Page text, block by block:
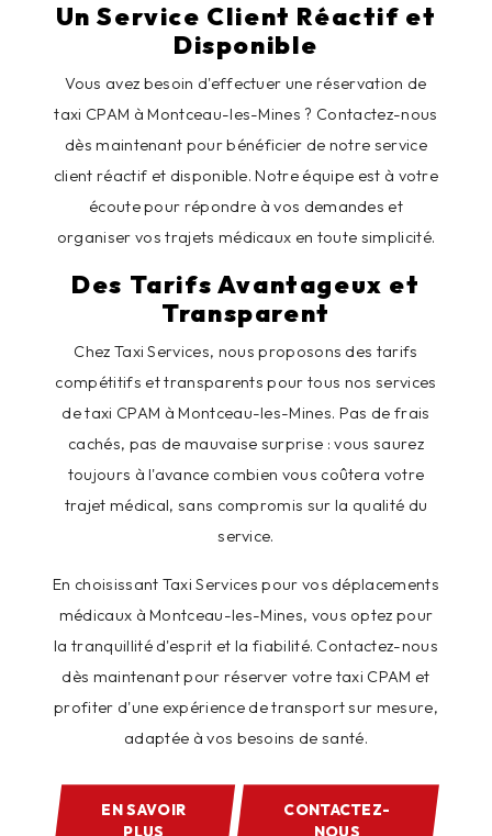
Un Service Client Réactif et
Disponible
Vous avez besoin d'effectuer une réservation de
taxi CPAM à Montceau-les-Mines ? Contactez-nous
dès maintenant pour bénéficier de notre service
client réactif et disponible. Notre équipe est à votre
écoute pour répondre à vos demandes et
organiser vos trajets médicaux en toute simplicité.
Des Tarifs Avantageux et
Transparent
Chez Taxi Services, nous proposons des tarifs
compétitifs et transparents pour tous nos services
de taxi CPAM à Montceau-les-Mines. Pas de frais
cachés, pas de mauvaise surprise : vous saurez
toujours à l'avance combien vous coûtera votre
trajet médical, sans compromis sur la qualité du
service.
En choisissant Taxi Services pour vos déplacements
médicaux à Montceau-les-Mines, vous optez pour
la tranquillité d'esprit et la fiabilité. Contactez-nous
dès maintenant pour réserver votre taxi CPAM et
profiter d'une expérience de transport sur mesure,
adaptée à vos besoins de santé.
EN SAVOIR
PLUS
CONTACTEZ-
NOUS